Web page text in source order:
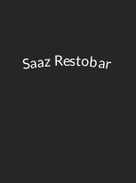
Saaz Restobar